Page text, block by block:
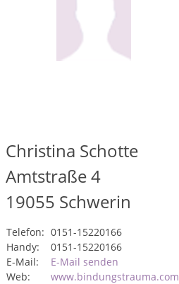
Christina Schotte
Amtstraße 4
19055 Schwerin
Telefon: 0151-15220166
Handy:
0151-15220166
E-Mail:
E-Mail senden
Web:
www.bindungstrauma.com